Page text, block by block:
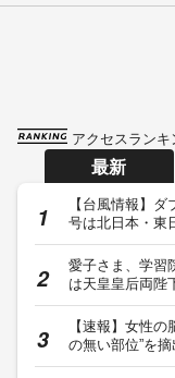
アクセスランキ
最新
【台風情報】
号は北日本・
愛子さま、学
は天皇皇后両陛
【速報】女性
の無い部位”を